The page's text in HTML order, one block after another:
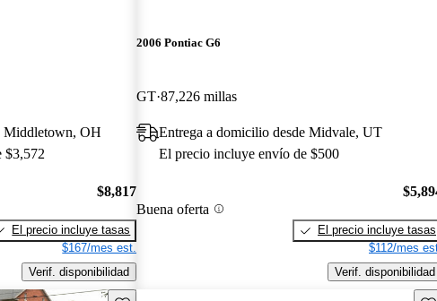
Middletown, OH
$3,572
$8,817
El precio incluye tasas
$167/mes est.
Verif. disponibilidad
2006 Pontiac G6
GT 87,226 millas
Entrega a domicilio desde Midvale, UT
El precio incluye envío de $500
Buena oferta
El precio incluye tasas
$112/mes
Verif. disponibilidad